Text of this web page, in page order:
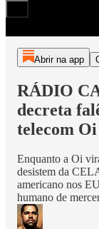
Abrir na app
RÁDIO
decreta
telecom Oi
Enquanto a Oi
desistem da
americano nos
humano de